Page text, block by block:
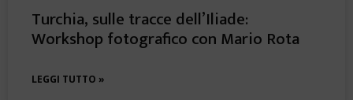
Turchia, sulle tracce dell’Iliade:
Workshop fotografico con Mario Rota
LEGGI TUTTO »